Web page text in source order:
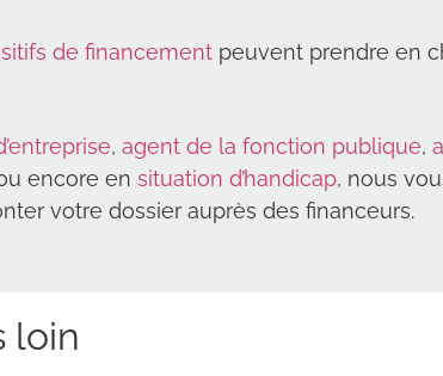
de financement peuvent prendre en
, agent de la fonction publique,
encore en situation d’handicap, nous
votre dossier auprès des financeurs.
loin